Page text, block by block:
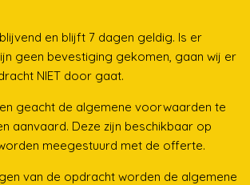
en blijft 7 dagen geldig. Is er
geen bevestiging gekomen, gaan wij er
NIET door gaat.
geacht de algemene voorwaarden te
aanvaard. Deze zijn beschikbaar op
meegestuurd met de offerte.
van de opdracht worden de algemene